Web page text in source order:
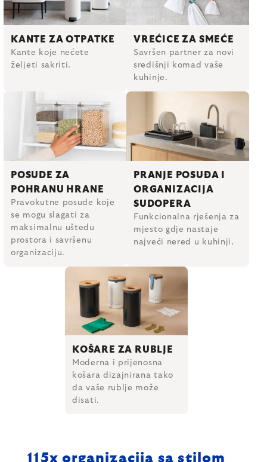
KANTE ZA OTPATKE
Kante koje nećete
željeti sakriti.
VREĆICE ZA SMEĆE
Savršen partner za novi
središnji komad vaše
kuhinje.
POSUDE ZA
POHRANU HRANE
Pravokutne posude koje
se mogu slagati za
maksimalnu uštedu
prostora i savršenu
organizaciju.
PRANJE POSUĐA I
ORGANIZACIJA
SUDOPERA
Funkcionalna rješenja za
mjesto gdje nastaje
najveći nered u kuhinji.
KOŠARE ZA RUBLJE
Moderna i prijenosna
košara dizajnirana tako
da vaše rublje može
disati.
115x organizacija sa stilom